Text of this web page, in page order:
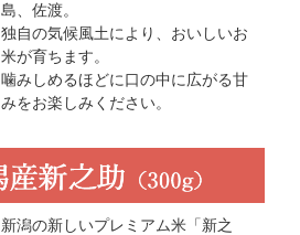
島、佐渡。
独自の気候風土により、おいしいお
米が育ちます。
噛みしめるほどに口の中に広がる甘
みをお楽しみください。
新潟の新しいプレミアム米「新之